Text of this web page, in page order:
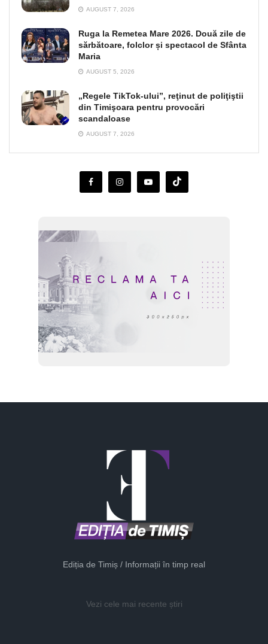
AUGUST 7, 2026
Ruga la Remetea Mare 2026. Două zile de
sărbătoare, folclor și spectacol de Sfânta
Maria
AUGUST 5, 2026
„Regele TikTok-ului”, reţinut de poliţiştii
din Timişoara pentru provocări
scandaloase
AUGUST 7, 2026
Ediția de Timiș / Informații în timp real
Vezi cele mai recente știri